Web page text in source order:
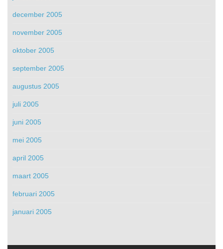
december 2005
november 2005
oktober 2005
september 2005
augustus 2005
juli 2005
juni 2005
mei 2005
april 2005
maart 2005
februari 2005
januari 2005